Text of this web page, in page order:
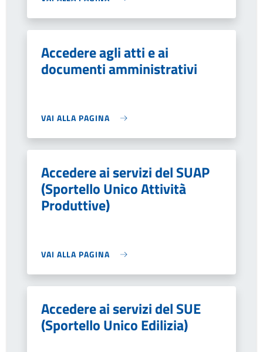
Accedere agli atti e ai
documenti amministrativi
VAI ALLA PAGINA
Accedere ai servizi del SUAP
(Sportello Unico Attività
Produttive)
VAI ALLA PAGINA
Accedere ai servizi del SUE
(Sportello Unico Edilizia)